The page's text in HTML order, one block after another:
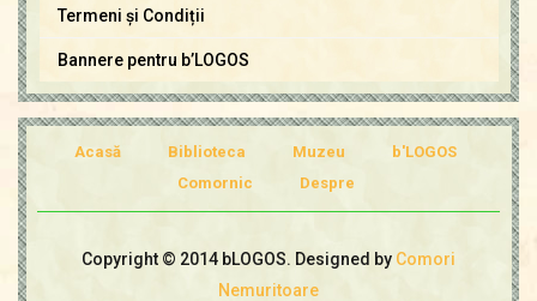
o
e
Termeni și Condiții
Bannere pentru b’LOGOS
Acasă Biblioteca Muzeu
b'LOGOS
Comornic
Despre
Copyright © 2014 bLOGOS. Designed by Comori
Nemuritoare